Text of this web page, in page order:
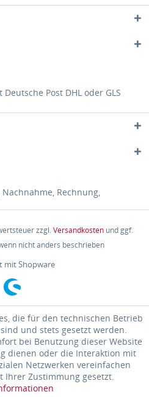
Post DHL oder GLS
Nachnahme, Rechnung,
zzgl.Versandkosten und ggf.
nicht anders beschrieben
mit Shopware
die für den technischen Betrieb
und stets gesetzt werden.
bei Benutzung dieser Website
dienen oder die Interaktion mit
Netzwerken vereinfachen
Ihrer Zustimmung gesetzt.